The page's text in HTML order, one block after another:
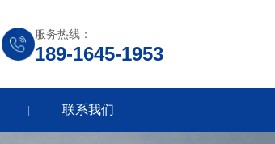
服务热线：
189-1645-1953
| 联系我们